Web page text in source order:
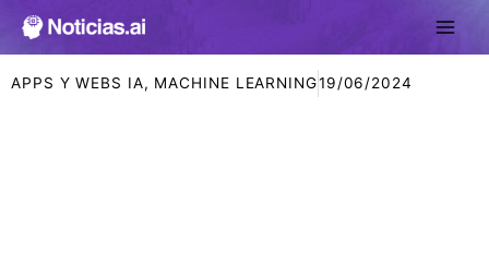
APPS Y WEBS IA, MACHINE LEARNING19/06/2024